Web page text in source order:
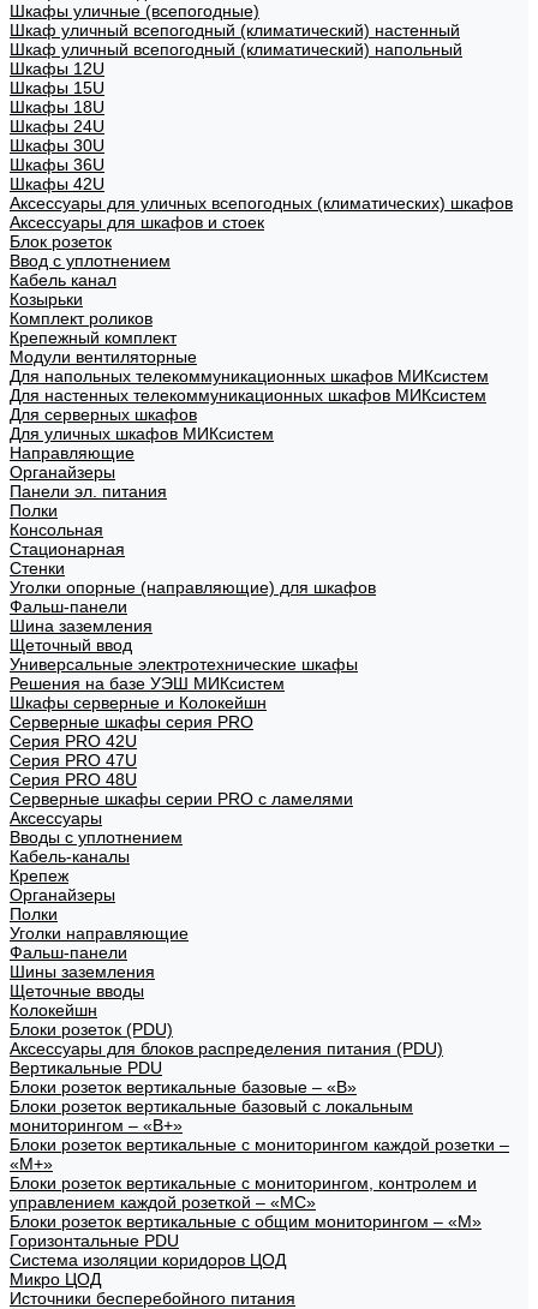
Шкафы уличные (всепогодные)
Шкаф уличный всепогодный (климатический) настенный
Шкаф уличный всепогодный (климатический) напольный
Шкафы 12U
Шкафы 15U
Шкафы 18U
Шкафы 24U
Шкафы 30U
Шкафы 36U
Шкафы 42U
Аксессуары для уличных всепогодных (климатических) шкафов
Аксессуары для шкафов и стоек
Блок розеток
Ввод с уплотнением
Кабель канал
Козырьки
Комплект роликов
Крепежный комплект
Модули вентиляторные
Для напольных телекоммуникационных шкафов МИКсистем
Для настенных телекоммуникационных шкафов МИКсистем
Для серверных шкафов
Для уличных шкафов МИКсистем
Направляющие
Органайзеры
Панели эл. питания
Полки
Консольная
Стационарная
Стенки
Уголки опорные (направляющие) для шкафов
Фальш-панели
Шина заземления
Щеточный ввод
Универсальные электротехнические шкафы
Решения на базе УЭШ МИКсистем
Шкафы серверные и Колокейшн
Серверные шкафы серия PRO
Серия PRO 42U
Серия PRO 47U
Серия PRO 48U
Серверные шкафы серии PRO с ламелями
Аксессуары
Вводы с уплотнением
Кабель-каналы
Крепеж
Органайзеры
Полки
Уголки направляющие
Фальш-панели
Шины заземления
Щеточные вводы
Колокейшн
Блоки розеток (PDU)
Аксессуары для блоков распределения питания (PDU)
Вертикальные PDU
Блоки розеток вертикальные базовые – «В»
Блоки розеток вертикальные базовый с локальным
мониторингом – «В+»
Блоки розеток вертикальные с мониторингом каждой розетки –
«М+»
Блоки розеток вертикальные с мониторингом, контролем и
управлением каждой розеткой – «МС»
Блоки розеток вертикальные с общим мониторингом – «М»
Горизонтальные PDU
Система изоляции коридоров ЦОД
Микро ЦОД
Источники бесперебойного питания